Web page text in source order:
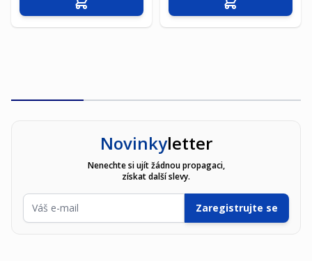
Přidat do košíku Přidat do košíku
Novinkyletter
Nenechte si ujít žádnou propagaci,
získat další slevy.
E-mailová adresa
Zaregistrujte se